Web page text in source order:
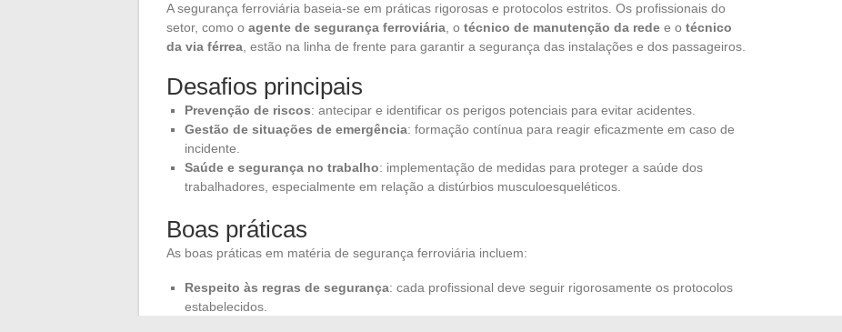
A segurança ferroviária baseia-se em práticas rigorosas e protocolos estritos. Os profissionais do
setor, como o agente de segurança ferroviária , o técnico de manutenção da rede e o técnico
da via férrea , estão na linha de frente para garantir a segurança das instalações e dos passageiros.
Desafios principais
Prevenção de riscos: antecipar e identificar os perigos potenciais para evitar acidentes.
Gestão de situações de emergência: formação contínua para reagir eficazmente em caso de
incidente.
Saúde e segurança no trabalho: implementação de medidas para proteger a saúde dos
trabalhadores, especialmente em relação a distúrbios musculoesqueléticos.
Boas práticas
As boas práticas em matéria de segurança ferroviária incluem:
Respeito às regras de segurança: cada profissional deve seguir rigorosamente os protocolos
estabelecidos.